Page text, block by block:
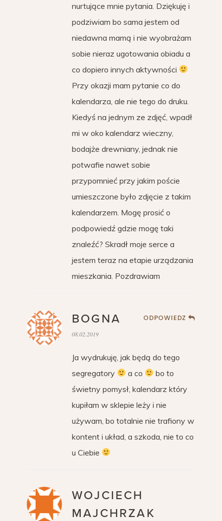
nurtujące mnie pytania. Dziękuję i
podziwiam bo sama jestem od
niedawna mamą i nie wyobrażam
sobie nieraz ugotowania obiadu a
co dopiero innych aktywności
Przy okazji mam pytanie co do
kalendarza, ale nie tego do druku.
Kiedyś na jednym ze zdjęć, wpadł
mi w oko kalendarz wieczny,
bodajże drewniany, jednak nie
potwafie nawet sobie
przypomnieć przy jakim poście
umieszczone było zdjęcie z takim
kalendarzem. Mogę prosić o
podpowiedź gdzie mogę taki
znaleźć? Skradł moje serce a
jestem teraz na etapie urządzania
mieszkania. Pozdrawiam
BOGNA ODPOWIEDZ
08.02.2019
Ja wydrukuję, jak będą do tego
segregatory
a co
bo to
świetny pomysł, kalendarz który
kupiłam w sklepie leży i nie
używam, bo totalnie nie trafiony w
kontent i układ, a szkoda, nie to co
u Ciebie
WOJCIECH
MAJCHRZAK